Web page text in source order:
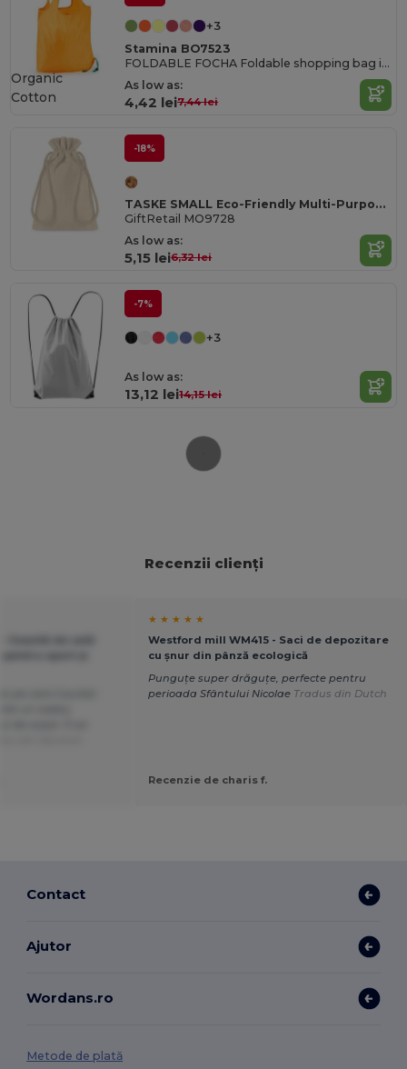
+3
Stamina BO7523
FOLDABLE FOCHA Foldable shopping bag in soft 190T polyester
As low as:
4,42 lei7,44 lei
Organic
Cotton
-18%
TASKE SMALL Eco-Friendly Multi-Purpose Organic Cotton Bag
GiftRetail MO9728
As low as:
5,15 lei6,32 lei
-7%
+3
As low as:
13,12 lei14,15 lei
Recenzii clienți
★ ★ ★ ★ ★
Westford mill WM415 - Saci de depozitare
cu șnur din pânză ecologică
Punguțe super drăguțe, perfecte pentru
perioada Sfântului Nicolae Tradus din Dutch
Recenzie de charis f.
Contact
Ajutor
Wordans.ro
Metode de plată